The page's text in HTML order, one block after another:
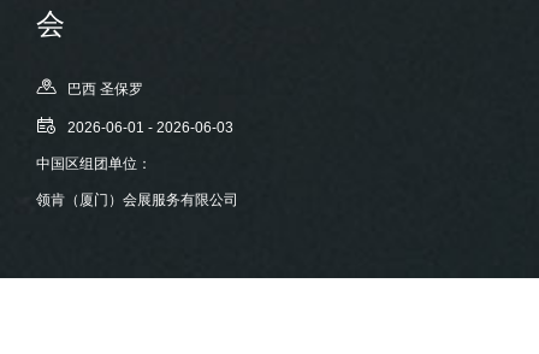
会
巴西 圣保罗
2026-06-01 - 2026-06-03
中国区组团单位：
领肯（厦门）会展服务有限公司